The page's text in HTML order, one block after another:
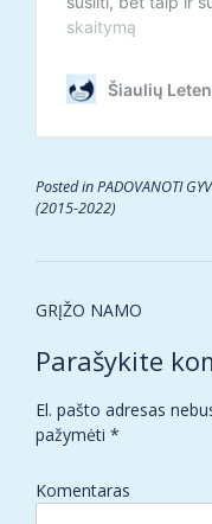
Posted inPADOVANOTI
(2015-2022)
Post
GRĮŽO NAMO
Parašykite
El. pašto adresas
pažymėti *
Komentaras